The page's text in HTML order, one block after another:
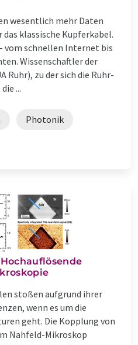
wesentlich mehr Daten
klassische Kupferkabel.
vom schnellen Internet bis
Wissenschaftler der
Ruhr), zu der sich die Ruhr-
...
Photonik
stoßen aufgrund ihrer
wenn es um die
geht. Die Kopplung von
Nahfeld-Mikroskop